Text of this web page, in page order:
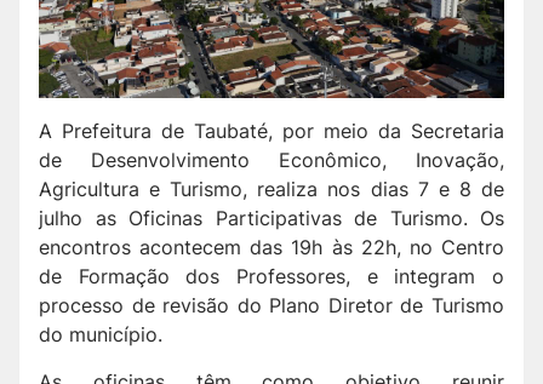
A Prefeitura de Taubaté, por meio da Secretaria
de Desenvolvimento Econômico, Inovação,
Agricultura e Turismo, realiza nos dias 7 e 8 de
julho as Oficinas Participativas de Turismo. Os
encontros acontecem das 19h às 22h, no Centro
de Formação dos Professores, e integram o
processo de revisão do Plano Diretor de Turismo
do município.